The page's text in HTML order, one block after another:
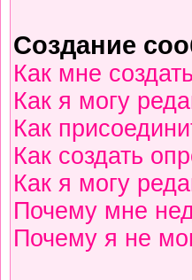
Создание
Как мне
Как я могу
Как
Как создать
Как я могу
Почему мне
Почему я не